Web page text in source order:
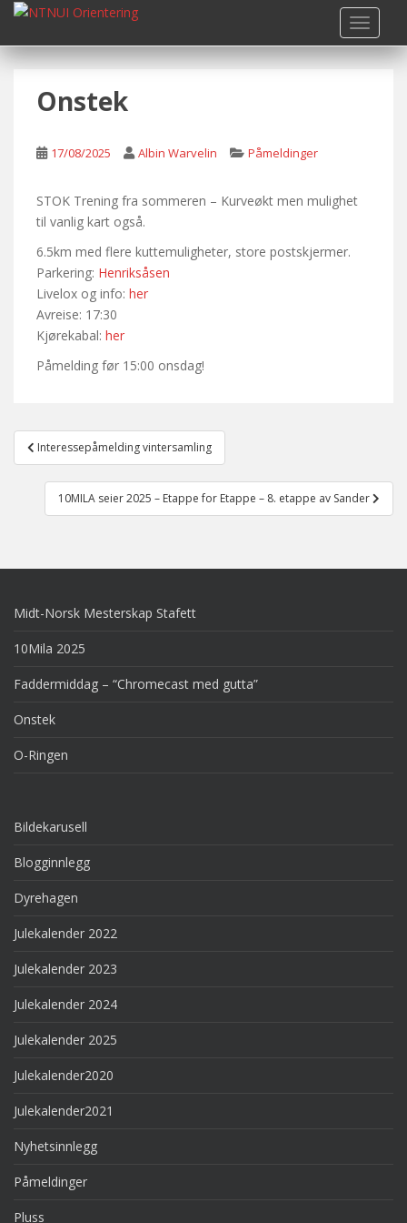
i
Onstek
17/08/2025 Albin Warvelin Påmeldinger
STOK Trening fra sommeren – Kurveøkt men mulighet
til vanlig kart også.
6.5km med flere kuttemuligheter, store postskjermer.
Parkering: Henriksåsen
Livelox og info: her
Avreise: 17:30
Kjørekabal: her
Påmelding før 15:00 onsdag!
Post
navigation
Interessepåmelding vintersamling
10MILA seier 2025 – Etappe for Etappe – 8. etappe av Sander
Midt-Norsk Mesterskap Stafett
10Mila 2025
Faddermiddag – “Chromecast med gutta”
Onstek
O-Ringen
Bildekarusell
Blogginnlegg
Dyrehagen
Julekalender 2022
Julekalender 2023
Julekalender 2024
Julekalender 2025
Julekalender2020
Julekalender2021
Nyhetsinnlegg
Påmeldinger
Pluss